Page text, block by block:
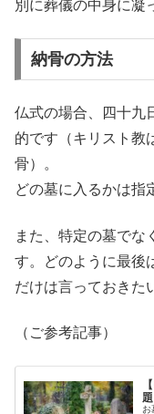
別に葬儀の中身に凝
納骨の方法
仏式の場合、四十九
的です（キリスト教
骨）。
どの墓に入るかは指
また、特定の墓でな
す。どのように最後
だけは言っておきた
（ご参考記事）
お